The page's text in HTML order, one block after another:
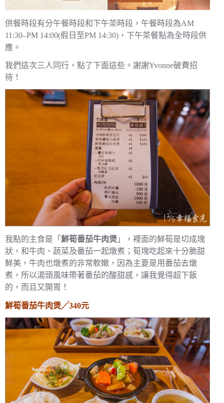
供餐時段有分午餐時段和下午茶時段，午餐時段為AM
11:30–PM 14:00(假日至PM 14:30)，下午茶餐點為全時段供
應。
我們這次三人同行，點了下面這些。謝謝Yvonne破費招
待！
我點的主食是「 鮮筍番茄牛肉煲 」，裡面的鮮筍是切成塊
狀，和牛肉、蔬菜及番茄一起燉煮；筍塊吃起來十分脆甜
鮮美，牛肉也燉煮的非常軟嫩，因為主要是用番茄去燉
煮，所以湯頭風味帶著番茄的酸甜感，讓我覺得超下飯
的，而且又開胃！
鮮筍番茄牛肉煲╱340元